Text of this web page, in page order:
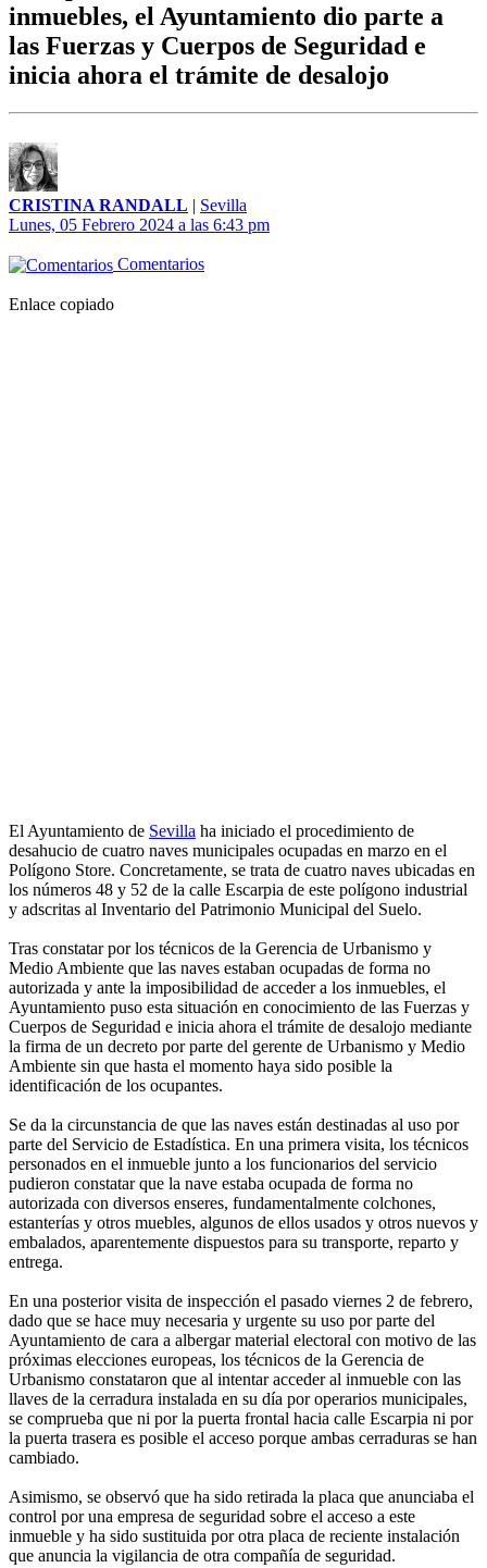
inmuebles, el Ayuntamiento dio parte a
las Fuerzas y Cuerpos de Seguridad e
inicia ahora el trámite de desalojo
CRISTINA RANDALL | Sevilla
Lunes, 05 Febrero 2024 a las 6:43 pm
Comentarios
Enlace copiado
El Ayuntamiento de Sevilla ha iniciado el procedimiento de
desahucio de cuatro naves municipales ocupadas en marzo en el
Polígono Store. Concretamente, se trata de cuatro naves ubicadas en
los números 48 y 52 de la calle Escarpia de este polígono industrial
y adscritas al Inventario del Patrimonio Municipal del Suelo.
Tras constatar por los técnicos de la Gerencia de Urbanismo y
Medio Ambiente que las naves estaban ocupadas de forma no
autorizada y ante la imposibilidad de acceder a los inmuebles, el
Ayuntamiento puso esta situación en conocimiento de las Fuerzas y
Cuerpos de Seguridad e inicia ahora el trámite de desalojo mediante
la firma de un decreto por parte del gerente de Urbanismo y Medio
Ambiente sin que hasta el momento haya sido posible la
identificación de los ocupantes.
Se da la circunstancia de que las naves están destinadas al uso por
parte del Servicio de Estadística. En una primera visita, los técnicos
personados en el inmueble junto a los funcionarios del servicio
pudieron constatar que la nave estaba ocupada de forma no
autorizada con diversos enseres, fundamentalmente colchones,
estanterías y otros muebles, algunos de ellos usados y otros nuevos y
embalados, aparentemente dispuestos para su transporte, reparto y
entrega.
En una posterior visita de inspección el pasado viernes 2 de febrero,
dado que se hace muy necesaria y urgente su uso por parte del
Ayuntamiento de cara a albergar material electoral con motivo de las
próximas elecciones europeas, los técnicos de la Gerencia de
Urbanismo constataron que al intentar acceder al inmueble con las
llaves de la cerradura instalada en su día por operarios municipales,
se comprueba que ni por la puerta frontal hacia calle Escarpia ni por
la puerta trasera es posible el acceso porque ambas cerraduras se han
cambiado.
Asimismo, se observó que ha sido retirada la placa que anunciaba el
control por una empresa de seguridad sobre el acceso a este
inmueble y ha sido sustituida por otra placa de reciente instalación
que anuncia la vigilancia de otra compañía de seguridad.